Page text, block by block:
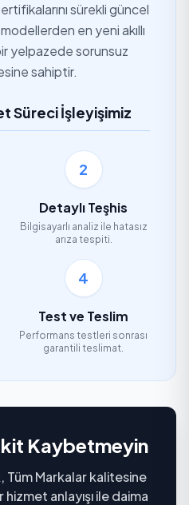
sürekli güncel
en yeni akıllı
yelpazede sorunsuz
sahiptir.
Süreci İşleyişimiz
2
Detaylı Teşhis
Bilgisayarlı analiz ile hatasız
arıza tespiti.
4
Test ve Teslim
Performans testleri sonrası
garantili teslimat.
Kaybetmeyin
Tüm Markalar kalitesine
hizmet anlayışı ile daima